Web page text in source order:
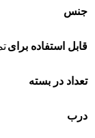
جنس
قابل استفاده برای
تعداد در بسته
درب